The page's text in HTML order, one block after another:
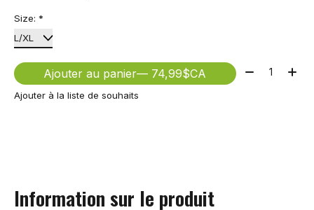
Size: *
Ajouter au panier — 74,99$CA Quantité:
Ajouter à la liste de souhaits
Information sur le produit